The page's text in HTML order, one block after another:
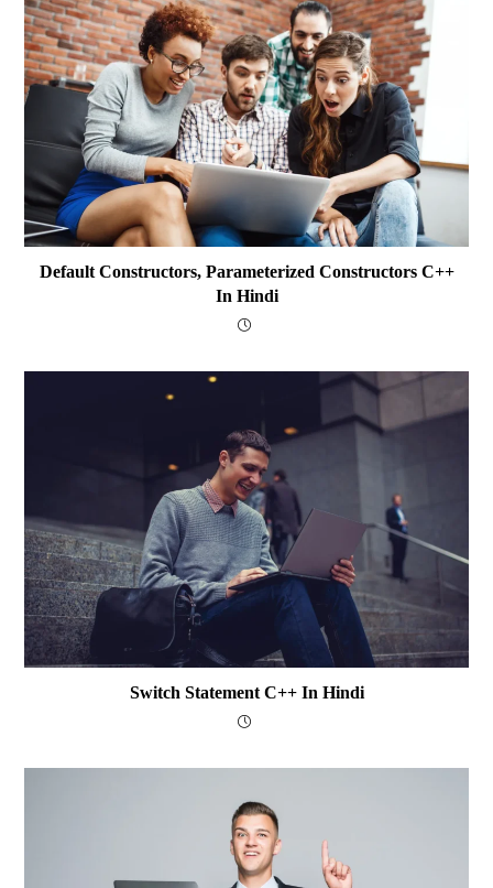
Default Constructors, Parameterized Constructors C++
In Hindi
Switch Statement C++ In Hindi